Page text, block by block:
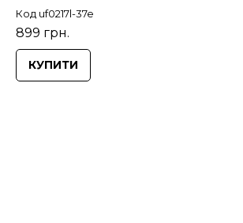
Код uf0217l-37e
899 грн.
КУПИТИ